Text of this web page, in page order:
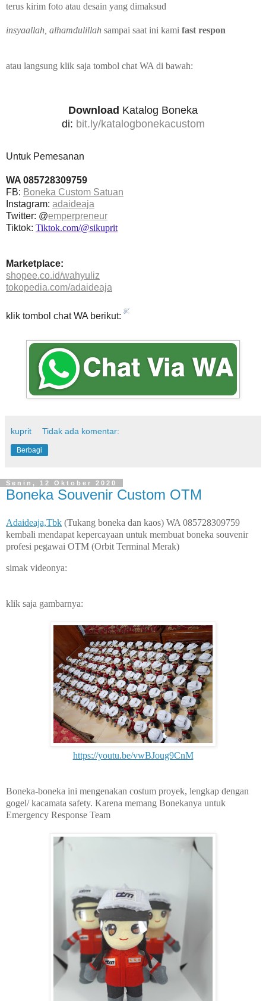
terus kirim foto atau desain yang dimaksud
insyaallah, alhamdulillah sampai saat ini kami fast respon
atau langsung klik saja tombol chat WA di bawah:
Download Katalog Boneka
di: bit.ly/katalogbonekacustom
Untuk Pemesanan
WA 085728309759
FB: Boneka Custom Satuan
Instagram: adaideaja
Twitter: @emperpreneur
Tiktok: Tiktok.com/@sikuprit
Marketplace:
shopee.co.id/wahyuliz
tokopedia.com/adaideaja
klik tombol chat WA berikut:
kuprit Tidak ada komentar:
Berbagi
Senin, 12 Oktober 2020
Boneka Souvenir Custom OTM
Adaideaja,Tbk (Tukang boneka dan kaos) WA 085728309759
kembali mendapat kepercayaan untuk membuat boneka souvenir
profesi pegawai OTM (Orbit Terminal Merak)
simak videonya:
klik saja gambarnya:
https://youtu.be/vwBJoug9CnM
Boneka-boneka ini mengenakan costum proyek, lengkap dengan
gogel/ kacamata safety. Karena memang Bonekanya untuk
Emergency Response Team